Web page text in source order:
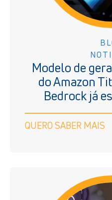
Modelo de
do Amazon
Bedrock já
QUERO SABER MAIS